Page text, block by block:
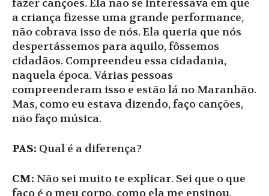
fazer canções. Ela não se interessava em que
a criança fizesse uma grande performance,
não cobrava isso de nós. Ela queria que nós
despertássemos para aquilo, fôssemos
cidadãos. Compreendeu essa cidadania,
naquela época. Várias pessoas
compreenderam isso e estão lá no Maranhão.
Mas, como eu estava dizendo, faço canções,
não faço música.
PAS: Qual é a diferença?
CM: Não sei muito te explicar. Sei que o que